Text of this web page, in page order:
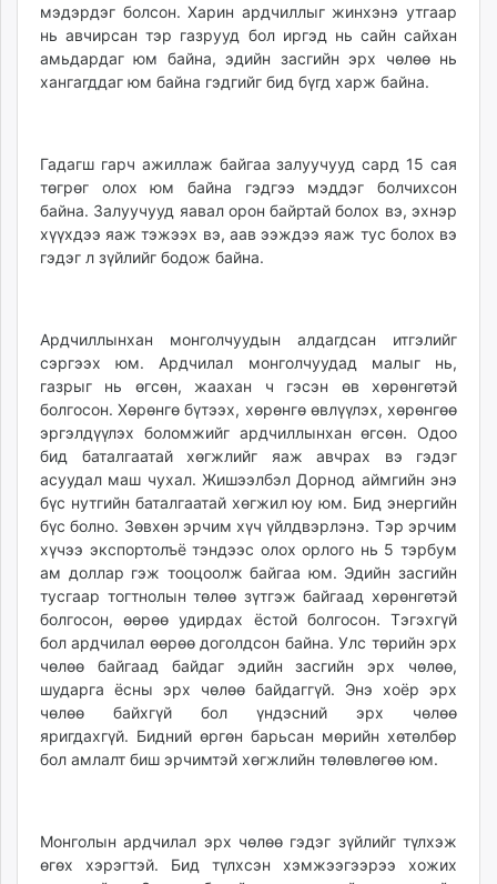
мэдэрдэг болсон. Харин ардчиллыг жинхэнэ утгаар
нь авчирсан тэр газрууд бол иргэд нь сайн сайхан
амьдардаг юм байна, эдийн засгийн эрх чөлөө нь
хангагддаг юм байна гэдгийг бид бүгд харж байна.
Гадагш гарч ажиллаж байгаа залуучууд сард 15 сая
төгрөг олох юм байна гэдгээ мэддэг болчихсон
байна. Залуучууд яавал орон байртай болох вэ, эхнэр
хүүхдээ яаж тэжээх вэ, аав ээждээ яаж тус болох вэ
гэдэг л зүйлийг бодож байна.
Ардчиллынхан монголчуудын алдагдсан итгэлийг
сэргээх юм. Ардчилал монголчуудад малыг нь,
газрыг нь өгсөн, жаахан ч гэсэн өв хөрөнгөтэй
болгосон. Хөрөнгө бүтээх, хөрөнгө өвлүүлэх, хөрөнгөө
эргэлдүүлэх боломжийг ардчиллынхан өгсөн. Одоо
бид баталгаатай хөгжлийг яаж авчрах вэ гэдэг
асуудал маш чухал. Жишээлбэл Дорнод аймгийн энэ
бүс нутгийн баталгаатай хөгжил юу юм. Бид энергийн
бүс болно. Зөвхөн эрчим хүч үйлдвэрлэнэ. Тэр эрчим
хүчээ экспортолъё тэндээс олох орлого нь 5 тэрбум
ам доллар гэж тооцоолж байгаа юм. Эдийн засгийн
тусгаар тогтнолын төлөө зүтгэж байгаад хөрөнгөтэй
болгосон, өөрөө удирдах ёстой болгосон. Тэгэхгүй
бол ардчилал өөрөө доголдсон байна. Улс төрийн эрх
чөлөө байгаад байдаг эдийн засгийн эрх чөлөө,
шударга ёсны эрх чөлөө байдаггүй. Энэ хоёр эрх
чөлөө байхгүй бол үндэсний эрх чөлөө
яригдахгүй. Бидний өргөн барьсан мөрийн хөтөлбөр
бол амлалт биш эрчимтэй хөгжлийн төлөвлөгөө юм.
Монголын ардчилал эрх чөлөө гэдэг зүйлийг түлхэж
өгөх хэрэгтэй. Бид түлхсэн хэмжээгээрээ хожих